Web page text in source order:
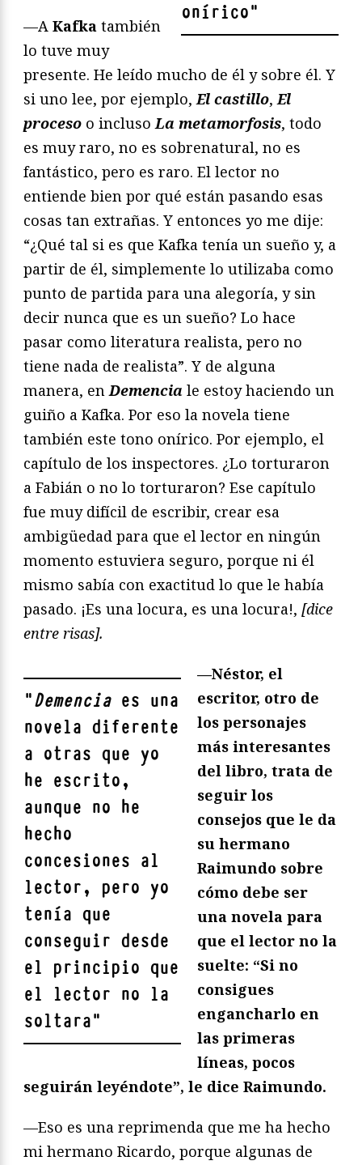
onírico"
—A Kafka también
lo tuve muy
presente. He leído mucho de él y sobre él. Y
si uno lee, por ejemplo,El castillo,El
proceso o inclusoLa metamorfosis, todo
es muy raro, no es sobrenatural, no es
fantástico, pero es raro. El lector no
entiende bien por qué están pasando esas
cosas tan extrañas. Y entonces yo me dije:
“¿Qué tal si es que Kafka tenía un sueño y, a
partir de él, simplemente lo utilizaba como
punto de partida para una alegoría, y sin
decir nunca que es un sueño? Lo hace
pasar como literatura realista, pero no
tiene nada de realista”. Y de alguna
manera, enDemencia le estoy haciendo un
guiño a Kafka. Por eso la novela tiene
también este tono onírico. Por ejemplo, el
capítulo de los inspectores. ¿Lo torturaron
a Fabián o no lo torturaron? Ese capítulo
fue muy difícil de escribir, crear esa
ambigüedad para que el lector en ningún
momento estuviera seguro, porque ni él
mismo sabía con exactitud lo que le había
pasado. ¡Es una locura, es una locura!, [dice
entre risas].
"Demencia es una
novela diferente
a otras que yo
he escrito,
aunque no he
hecho
concesiones al
lector, pero yo
tenía que
conseguir desde
el principio que
el lector no la
soltara"
—Néstor, el
escritor, otro de
los personajes
más interesantes
del libro, trata de
seguir los
consejos que le da
su hermano
Raimundo sobre
cómo debe ser
una novela para
que el lector no la
suelte: “Si no
consigues
engancharlo en
las primeras
líneas, pocos
seguirán leyéndote”, le dice Raimundo.
—Eso es una reprimenda que me ha hecho
mi hermano Ricardo, porque algunas de